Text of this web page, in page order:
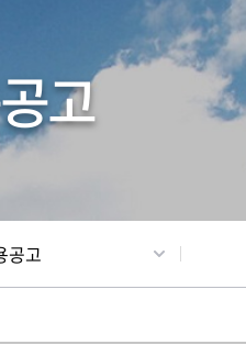
채용정보
고
공고